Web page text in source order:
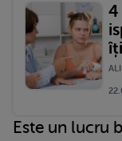
4
Este un lucru